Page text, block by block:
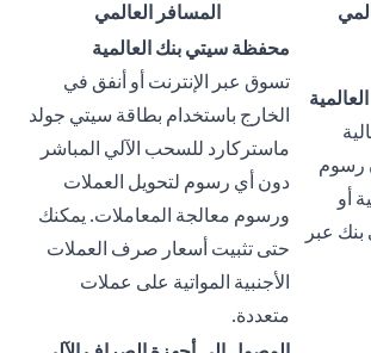
المسافر العالمي
رسوم
أو
عبر
محفظة سيتي بنك العالمية
تسوق عبر الإنترنت أو أنفق في
الخارج باستخدام بطاقة سيتي جولد
ماستركارد للسحب الآلي المباشر
دون أي رسوم لتحويل العملات
ورسوم معالجة المعاملات. يمكنك
حتى تثبيت أسعار صرف العملات
الأجنبية المواتية على عملات
متعددة.